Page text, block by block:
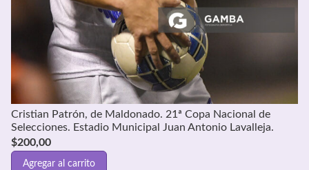
Cristian Patrón, de Maldonado. 21ª Copa Nacional de
Selecciones. Estadio Municipal Juan Antonio Lavalleja.
$200,00
Agregar al carrito